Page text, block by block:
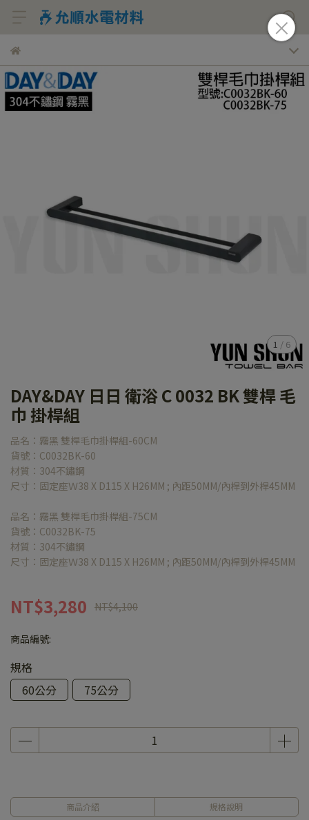
1 / 6
DAY&DAY 日日 衛浴 C 0032 BK 雙桿 毛
巾 掛桿組
品名：霧黑 雙桿毛巾掛桿組-60CM
貨號：C0032BK-60
材質：304不鏽鋼
尺寸：固定座Ｗ38 X D115 X H26MM ; 內距50MM/內桿到外桿45MM
品名：霧黑 雙桿毛巾掛桿組-75CM
貨號：C0032BK-75
材質：304不鏽鋼
尺寸：固定座Ｗ38 X D115 X H26MM ; 內距50MM/內桿到外桿45MM
NT$3,280 NT$4,100
商品編號:
規格
60公分
75公分
商品介紹 規格說明